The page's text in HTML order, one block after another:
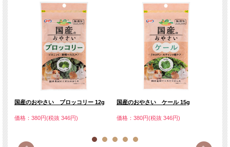
国産のおやさい ブロッコリー 12g
価格：380円(税抜 346円)
国産のおやさい ケール 15g
価格：380円(税抜 346円)
国
価